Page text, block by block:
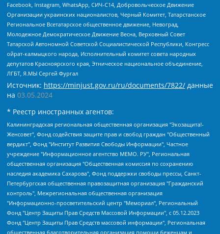
Facebook, Instagram, WhatsApp, СИЧ-С14, Добровольческое Движение
Организации украинских националистов, Черный Комитет, Татарстанское
Региональное Всетатарское общественное движение, Невоград,
Молодежное Демократическое Движение Весна, Верховный Совет
Татарской Автономной Советской Социалистической Республики, Конгресс
ойрат-калмыцкого народа, Исполнительный комитет совета народных
депутатов Красноярского края, Этническое национальное объединение,
ЛГБТ, Я.МЫ Сергей Фургал
Источник: https://minjust.gov.ru/ru/documents/7822/ данные
на 03.05.2024
* Реестр иностранных агентов:
Калининградская региональная общественная организация "Экозащита!-Женсовет", Фонд содействия защите прав и свобод граждан "Общественный вердикт", Фонд "Институт Развития Свободы Информации", Частное учреждение "Информационное агентство МЕМО. РУ", Региональная общественная организация "Общественная комиссия по сохранению наследия академика Сахарова", Фонд поддержки свободы прессы, Санкт-Петербургская общественная правозащитная организация "Гражданский контроль", Межрегиональная общественная организация "Информационно-просветительский центр "Мемориал", Региональный Фонд "Центр Защиты Прав Средств Массовой Информации", с 05.12.2023 Фонд "Центр Защиты Прав Средств массовой информации", Региональная общественная благотворительная организация помощи беженцам и мигрантам "Гражданское содействие", Негосударственное образовательное учреждение дополнительного профессионального образования (повышение квалификации) специалистов "АКАДЕМИЯ ПО ПРАВАМ ЧЕЛОВЕКА", Свердловская региональная общественная организация "Сутяжник", Автономная некоммерческая организация "Центр независимых социологических исследований", Союз общественных объединений "Российский исследовательский центр по правам человека", Региональное общественное учреждение научно-информационный центр "МЕМОРИАЛ", Некоммерческая организация "Фонд защиты гласности", Автономная некоммерческая организация "Институт прав человека", Городская общественная организация "Екатеринбургское общество "МЕМОРИАЛ", Городская общественная организация "Рязанское историко-просветительское и правозащитное общество "Мемориал" (Рязанский Мемориал), Челябинский региональный орган общественной самодеятельности – женское общественное объединение "Женщины Евразии", Челябинский региональный орган общественной самодеятельности "Уральская правозащитная группа", Фонд содействия защите здоровья и социальной справедливости имени Андрея Рылькова, Автономная Некоммерческая Организация "Аналитический Центр Юрия Левады", Автономная некоммерческая организация социальной поддержки населения "Проект Апрель", Региональная общественная организация помощи женщинам и детям, находящимся в кризисной ситуации "Информационно-методический центр "Анна", Фонд содействия развитию массовых коммуникаций и правовому просвещению "Так-так-Так", Фонд содействия устойчивому развитию "Серебряная тайга", Свердловский региональный общественный фонд социальных проектов "Новое время", "Idel.Реалии", Кавказ.Реалии, Крым.Реалии, Телеканал Настоящее Время, Татаро-башкирская служба Радио Свобода (Azatliq Radiosi), Радио Свободная Европа/Радио Свобода (PCE/PC), "Сибирь.Реалии", "Фактограф", Благотворительный фонд помощи осужденным и их семьям, Автономная некоммерческая организация "Институт глобализации и социальных движений", Фонд "В защиту прав заключенных", Частное учреждение "Центр поддержки и содействия развитию средств массовой информации", Пензенский региональный общественный благотворительный фонд "Гражданский союз", "Север.Реалии", Некоммерческая организация Фонд "Правовая инициатива", Общество с ограниченной ответственностью "Радио Свободная Европа/Радио Свобода", Чешское информационное агентство "MEDIUM-ORIENT", Красноярская региональная общественная организация "Мы против СПИДа", Камалягин Денис Николаевич, Маркелов Сергей Евгеньевич, Пономарев Лев Александрович, Савицкая Людмила Алексеевна, Автономная некоммерческая организация "Центр по работе с проблемой насилия "НАСИЛИЮ.НЕТ", Межрегиональный профессиональный союз работников здравоохранения "Альянс врачей", Юридическое лицо, зарегистрированное в Латвийской Республике, SIA "Medusa Project" (регистрационный номер 40103797863, дата регистрации 10.06.2014), Некоммерческая организация "Фонд по борьбе с коррупцией", Автономная некоммерческая организация "Институт права и публичной политики", Баданин Роман Сергеевич, Гликин Максим Александрович, Железнова Мария Михайловна, Лукьянова Юлия Сергеевна, Маетная Елизавета Витальевна, Маняхин Петр Борисович, Чуракова Ольга Владимировна, Ярош Юлия Петровна, Юридическое лицо "The Insider SIA", зарегистрированное в Риге, Латвийская Республика (дата регистрации 26.06.2015), являющееся администратором доменного имени интернет-издания "The Insider SIA", https://theins.ru, Постернак Алексей Евгеньевич, Рубин Михаил Аркадьевич, Анин Роман Александрович, Юридическое лицо Istories fonds, зарегистрированное в Латвийской Республике (регистрационный номер 50008295751, дата регистрации 24.02.2020), Великовский Дмитрий Александрович, Долинина Ирина Николаевна, Мароховская Алеся Алексеевна, Шлейнов Роман Юрьевич, Шмагун Олеся Валентиновна, Общество с ограниченной ответственностью "Альтаир 2021", Общество с ограниченной ответственностью "Вега 2021", Общество с ограниченной ответственностью "Главный редактор 2021", Общество с ограниченной ответственностью "Ромашки монолит", Важенков Артем Валерьевич, Ивановская областная общественная организация "Центр гендерных исследований", Гурман Юрий Альбертович, Медиапроект "ОВД-Инфо", Егоров Владимир Владимирович, Жилинский Владимир Александрович, Общество с ограниченной ответственностью "ЗП", Иванова София Юрьевна, Карезина Инна Павловна, Кильтау Екатерина Викторовна, Петров Алексей Викторович, Пискунов Сергей Евгеньевич, Смирнов Сергей Сергеевич, Тихонов Михаил Сергеевич, Общество с ограниченной ответственностью "ЖУРНАЛИСТ-ИНОСТРАННЫЙ АГЕНТ", Арапова Галина Юрьевна, Вольтская Татьяна Анатольевна, Американская компания "Mason G.E.S. Anonymous Foundation" (США), являющаяся владельцем интернет-издания https://mnews.world/, Компания "Stichting Bellingcat", зарегистрированная в Нидерландах (дата регистрации 11.07.2018), Захаров Андрей Вячеславович, Клепиковская Екатерина Дмитриевна, Общество с ограниченной ответственностью "МЕМО", Перл Роман Александрович, Симонов Евгений Алексеевич, Соловьева Елена Анатольевна, Сотников Даниил Владимирович, Сурначева Елизавета Дмитриевна, Автономная некоммерческая организация по защите прав человека и информированию населения "Якутия – Наше Мнение", Общество с ограниченной ответственностью "Москоу диджитал медиа", с 26.01.2023 Общество с ограниченной ответственностью "Чайка Белые сады", Ветошкина Валерия Валерьевна, Заговора Максим Александрович, Межрегиональное общественное движение "Российская ЛГБТ - сеть", Оленичев Максим Владимирович, Павлов Иван Юрьевич, Скворцова Елена Сергеевна, Общество с ограниченной ответственностью "Как бы инагент", Кочетков Игорь Викторович, Общество с ограниченной ответственностью "Честные выборы", Еланчик Олег Александрович, Общество с ограниченной ответственностью "Нобелевский призыв", Гималова Регина Эмилевна, Григорьев Андрей Валерьевич, Григорьева Алина Александровна, Ассоциация по содействию защите прав призывников, альтернативнослужащих и военнослужащих "Правозащитная группа "Гражданин.Армия.Право", Хисамова Регина Фаритовна, Автономная некоммерческая организация по реализации социально-правовых программ "Лилит", Дальневосточное общественное движение "Маяк", Санкт-Петербургская ЛГБТ-инициативная группа "Выход", Инициативная группа ЛГБТ+ "Реверс", Алексеев Андрей Викторович, Бекбулатова Таисия Львовна, Беляев Иван Михайлович, Владыкина Елена Сергеевна, Гельман Марат Александрович, Никульшина Вероника Юрьевна, Толоконникова Надежда Андреевна, Шендерович Виктор Анатольевич, Общество с ограниченной ответственностью "Данное сообщение", Общество с ограниченной ответственностью Издательский дом "Новая глава", Айнбиндер Александра Александровна, Московский комьюнити-центр для ЛГБТ+инициатив, Благотворительный фонд развития филантропии, Deutsche Welle (Германия, Kurt-Schumacher-Strasse 3, 53113 Bonn), Борзунова Мария Михайловна, Воробьев Виктор Викторович, Голубева Анна Львовна, Константинова Алла Михайловна, Малкова Ирина Владимировна, Мурадов Мурад Абдулгалимович, Осетинская Елизавета Николаевна, Понасенков Евгений Николаевич, Ганапольский Матвей Юрьевич, Киселев Евгений Алексеевич, Борухович Ирина Григорьевна, Дремин Иван Тимофеевич, Дубровский Дмитрий Викторович, Красноярская региональная общественная организация поддержки и развития альтернативных образовательных технологий и межкультурных коммуникаций "ИНТЕРРА", Маяковская Екатерина Алексеевна, Фейгин Марк Захарович, Филимонов Андрей Викторович, Дзугкоева Регина Николаевна, Доброхотов Роман Александрович, Дудь Юрий Александрович, Елкин Сергей Владимирович, Кругликов Кирилл Игоревич, Сабунаева Мария Леонидовна, Семенов Алексей Владимирович, Шаинян Карен Багратович, Шульман Екатерина Михайловна, Асафьев Артур Валерьевич, Вахштайн Виктор Семенович, Венедиктов Алексей Алексеевич, Лушникова Екатерина Евгеньевна, Волков Леонид Михайлович, Невзоров Александр Глебович, Пархоменко Сергей Борисович, Сироткин Ярослав Николаевич, Кара-Мурза Владимир Владимирович, Баранова Наталья Владимировна, Гозман Леонид Яковлевич, Кагарлицкий Борис Юльевич, Климарев Михаил Валерьевич, Милов Владимир Станиславович, Автономная некоммерческая организация Краснодарский центр современного искусства "Типография", Моргенштерн Алишер Тагирович, Соболь Любовь Эдуардовна, Общество с ограниченной ответственностью "ЛИЗА НОРМ", Каспаров Гарри Кимович, Ходорковский Михаил Борисович, Общество с ограниченной ответственностью "Апрельские тезисы", Данилович Ирина Брониславовна, Кашин Олег Владимирович, Петров Николай Владимирович, Пивоваров Алексей Владимирович, Соколов Михаил Владимирович, Цветкова Юлия Владимировна, Чичваркин Евгений Александрович, Комитет против пыток/Команда против пыток, Общество с ограниченной ответственностью "Первый научный", Общество с ограниченной ответственностью "Вертолет и ко", Белоцерковская Вероника Борисовна, Кац Максим Евгеньевич, Лазарева Татьяна Юрьевна, Шаведдинов Руслан Табризович, Яшин Илья Валерьевич, Общество с ограниченной ответственностью "Иноагент ААВ", Алешковский Дмитрий Петрович, Альбац Евгения Марковна, Быков Дмитрий Львович, Галямина Юлия Евгеньевна, Лойко Сергей Леонидович, Мартынов Кирилл Константинович, Медведев Сергей Александрович, Крашенинников Федор Геннадиевич, Гордеева Катерина Вл